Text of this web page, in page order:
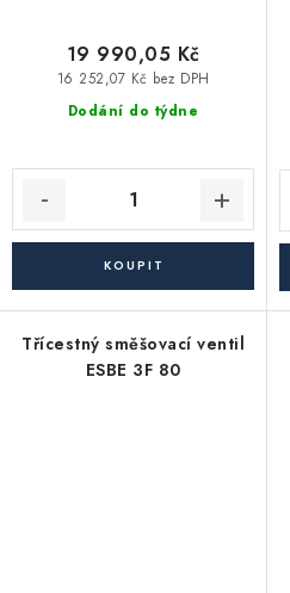
Dodání do týdne
16 252,07 Kč bez DPH
19 990,05 Kč
Třícestný směšovací ventil
ESBE 3F 80